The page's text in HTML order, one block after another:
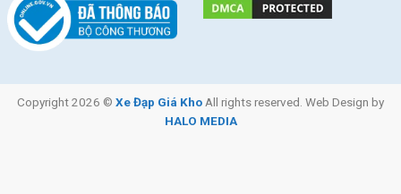
Copyright 2026 © Xe Đạp Giá Kho All rights reserved. Web Design by
HALO MEDIA